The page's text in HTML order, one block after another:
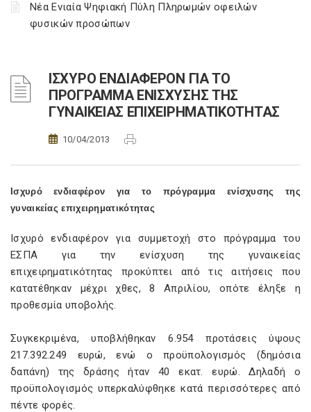
Νέα Ενιαία Ψηφιακή Πύλη Πληρωμών οφειλών
φυσικών προσώπων
ΙΣΧΥΡΟ ΕΝΔΙΑΦΕΡΟΝ ΓΙΑ ΤΟ
ΠΡΟΓΡΑΜΜΑ ΕΝΙΣΧΥΣΗΣ ΤΗΣ
ΓΥΝΑΙΚΕΙΑΣ ΕΠΙΧΕΙΡΗΜΑΤΙΚΟΤΗΤΑΣ
10/04/2013
Ισχυρό ενδιαφέρον για το πρόγραμμα ενίσχυσης της
γυναικείας επιχειρηματικότητας
Ισχυρό ενδιαφέρον για συμμετοχή στο πρόγραμμα του
ΕΣΠΑ για την ενίσχυση της γυναικείας
επιχειρηματικότητας προκύπτει από τις αιτήσεις που
κατατέθηκαν μέχρι χθες, 8 Απριλίου, οπότε έληξε η
προθεσμία υποβολής.
Συγκεκριμένα, υποβλήθηκαν 6.954 προτάσεις ύψους
217.392.249 ευρώ, ενώ ο προϋπολογισμός (δημόσια
δαπάνη) της δράσης ήταν 40 εκατ. ευρώ. Δηλαδή ο
προϋπολογισμός υπερκαλύφθηκε κατά περισσότερες από
πέντε φορές.